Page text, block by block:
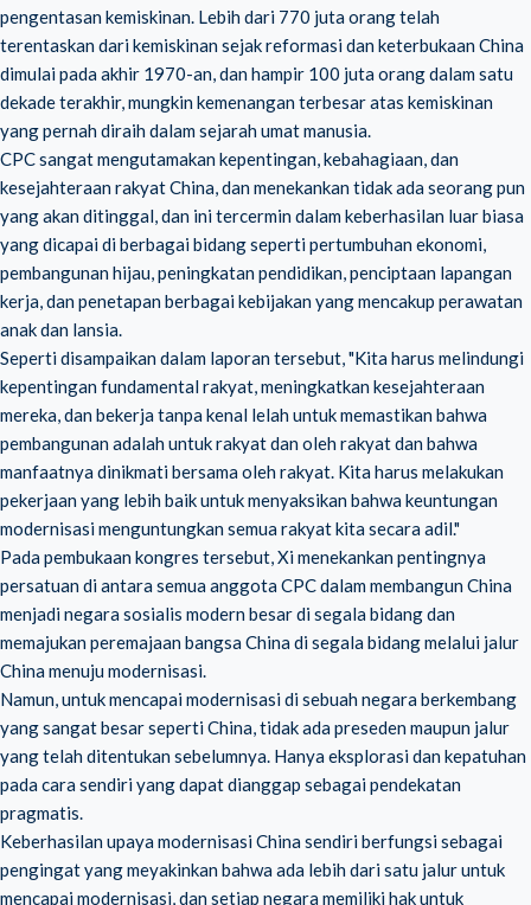
pengentasan kemiskinan. Lebih dari 770 juta orang telah
terentaskan dari kemiskinan sejak reformasi dan keterbukaan China
dimulai pada akhir 1970-an, dan hampir 100 juta orang dalam satu
dekade terakhir, mungkin kemenangan terbesar atas kemiskinan
yang pernah diraih dalam sejarah umat manusia.
CPC sangat mengutamakan kepentingan, kebahagiaan, dan
kesejahteraan rakyat China, dan menekankan tidak ada seorang pun
yang akan ditinggal, dan ini tercermin dalam keberhasilan luar biasa
yang dicapai di berbagai bidang seperti pertumbuhan ekonomi,
pembangunan hijau, peningkatan pendidikan, penciptaan lapangan
kerja, dan penetapan berbagai kebijakan yang mencakup perawatan
anak dan lansia.
Seperti disampaikan dalam laporan tersebut, "Kita harus melindungi
kepentingan fundamental rakyat, meningkatkan kesejahteraan
mereka, dan bekerja tanpa kenal lelah untuk memastikan bahwa
pembangunan adalah untuk rakyat dan oleh rakyat dan bahwa
manfaatnya dinikmati bersama oleh rakyat. Kita harus melakukan
pekerjaan yang lebih baik untuk menyaksikan bahwa keuntungan
modernisasi menguntungkan semua rakyat kita secara adil."
Pada pembukaan kongres tersebut, Xi menekankan pentingnya
persatuan di antara semua anggota CPC dalam membangun China
menjadi negara sosialis modern besar di segala bidang dan
memajukan peremajaan bangsa China di segala bidang melalui jalur
China menuju modernisasi.
Namun, untuk mencapai modernisasi di sebuah negara berkembang
yang sangat besar seperti China, tidak ada preseden maupun jalur
yang telah ditentukan sebelumnya. Hanya eksplorasi dan kepatuhan
pada cara sendiri yang dapat dianggap sebagai pendekatan
pragmatis.
Keberhasilan upaya modernisasi China sendiri berfungsi sebagai
pengingat yang meyakinkan bahwa ada lebih dari satu jalur untuk
mencapai modernisasi, dan setiap negara memiliki hak untuk